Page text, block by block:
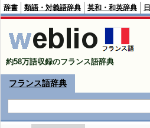
辞書 類語・対義語辞典 英和・和英辞典
約58万語収録のフランス語辞典
フランス語辞典